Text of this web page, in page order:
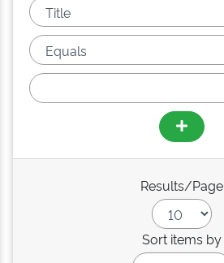
Results/Page
Sort items by